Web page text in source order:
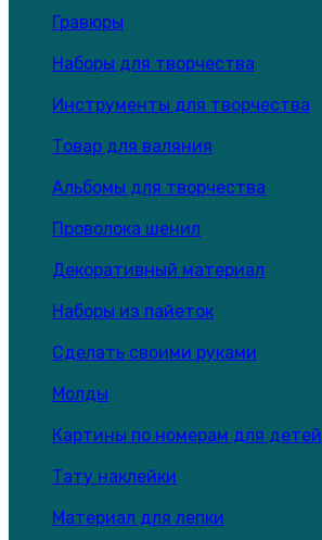
Гравюры
Наборы для творчества
Инструменты для творчества
Товар для валяния
Альбомы для творчества
Проволока шенил
Декоративный материал
Наборы из пайеток
Сделать своими руками
Молды
Картины по номерам для детей
Тату наклейки
Материал для лепки